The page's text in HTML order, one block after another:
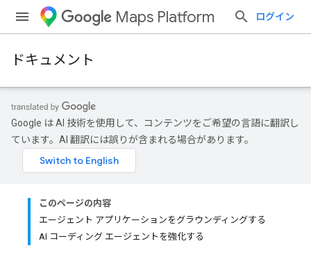
Maps Platform ログイン
ドキュメント
Google は AI 技術を使用して、コンテンツをご希望の言語に翻訳し
ています。AI 翻訳には誤りが含まれる場合があります。
このページの内容
エージェント アプリケーションをグラウンディングする
AI コーディング エージェントを強化する